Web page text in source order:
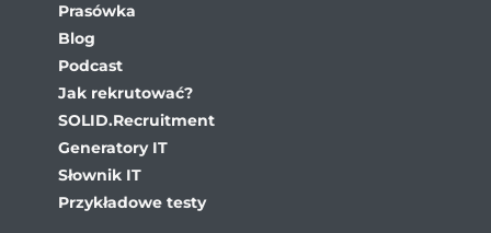
Prasówka
Blog
Podcast
Jak rekrutować?
SOLID.Recruitment
Generatory IT
Słownik IT
Przykładowe testy